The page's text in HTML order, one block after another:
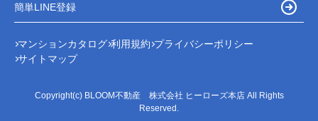
簡単LINE登録
マンションカタログ 利用規約 プライバシーポリシー
サイトマップ
Copyright(c) BLOOM不動産 株式会社 ヒーローズ本店 All Rights
Reserved.